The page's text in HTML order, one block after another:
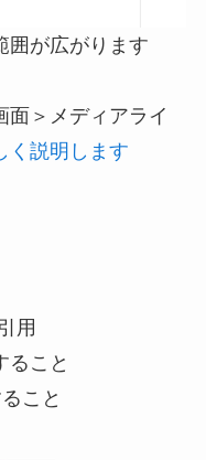
囲が広がります
面＞メディアライ
説明します
用
ること
こと